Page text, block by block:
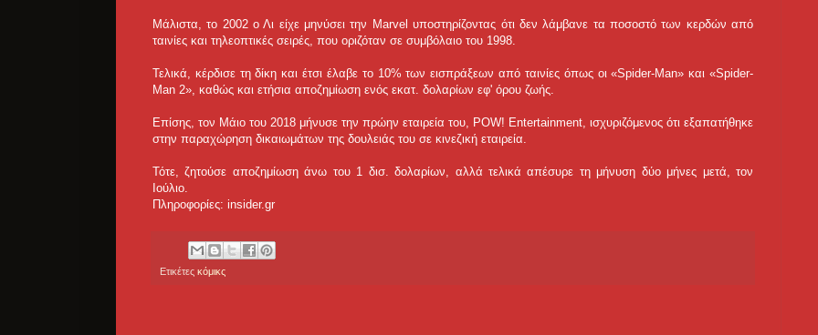
Μάλιστα, το 2002 ο Λι είχε μηνύσει την Marvel υποστηρίζοντας ότι δεν λάμβανε τα ποσοστό των κερδών από
ταινίες και τηλεοπτικές σειρές, που οριζόταν σε συμβόλαιο του 1998.
Τελικά, κέρδισε τη δίκη και έτσι έλαβε το 10% των εισπράξεων από ταινίες όπως οι «Spider-Man» και «Spider-
Man 2», καθώς και ετήσια αποζημίωση ενός εκατ. δολαρίων εφ' όρου ζωής.
Επίσης, τον Μάιο του 2018 μήνυσε την πρώην εταιρεία του, POW! Entertainment, ισχυριζόμενος ότι εξαπατήθηκε
στην παραχώρηση δικαιωμάτων της δουλειάς του σε κινεζική εταιρεία.
Τότε, ζητούσε αποζημίωση άνω του 1 δισ. δολαρίων, αλλά τελικά απέσυρε τη μήνυση δύο μήνες μετά, τον
Ιούλιο.
Πληροφορίες: insider.gr
Ετικέτες κόμικς